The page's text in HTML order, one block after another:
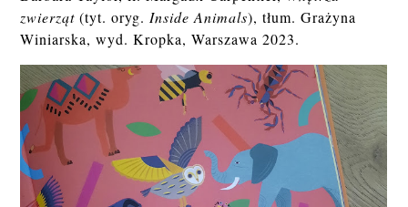
zwierząt (tyt. oryg.Inside Animals), tłum. Grażyna
Winiarska, wyd. Kropka, Warszawa 2023.